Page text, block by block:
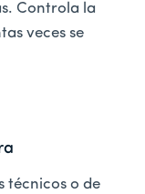
Controla la
veces se
técnicos o de